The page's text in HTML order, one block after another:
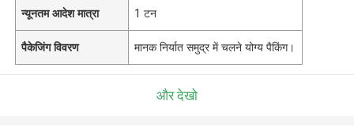
न्यूनतम आदेश मात्रा 1 टन
पैकेजिंग विवरण मानक निर्यात समुद्र में चलने योग्य पैकिंग।
और देखो